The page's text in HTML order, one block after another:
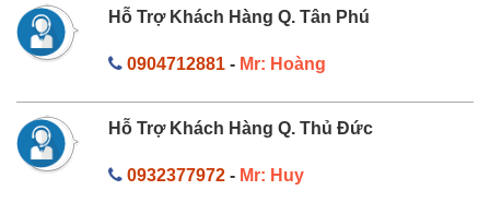
Hỗ Trợ Khách Hàng Q. Tân Phú
0904712881- Mr: Hoàng
Hỗ Trợ Khách Hàng Q. Thủ Đức
0932377972- Mr: Huy